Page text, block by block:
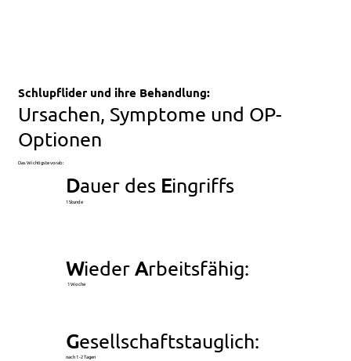
Schlupflider und ihre Behandlung:
Ursachen, Symptome und OP-
Optionen
Das Wichtigste vorab:
Dauer des Eingriffs
1 Stunde
WiederArbeitsfähig:
nach 1 -2 Tagen
Gesellschaftstauglich:
1 Woche